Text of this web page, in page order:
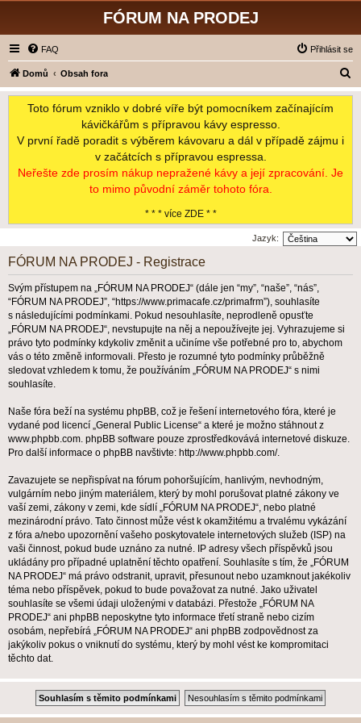
FÓRUM NA PRODEJ
FAQ Přihlásit se
Domů Obsah fora
l
Toto fórum vzniklo v dobré víře být pomocníkem začínajícím
kávičkářům s přípravou kávy espresso.
V první řadě poradit s výběrem kávovaru a dál v případě zájmu i
v začátcích s přípravou espressa.
Neřešte zde prosím nákup nepražené kávy a její zpracování. Je
to mimo původní záměr tohoto fóra.
* * * více ZDE * *
Jazyk:
FÓRUM NA PRODEJ - Registrace
Svým přístupem na „FÓRUM NA PRODEJ“ (dále jen “my”, “naše”, “nás”,
“FÓRUM NA PRODEJ”, “https://www.primacafe.cz/primafrm”), souhlasíte
s následujícími podmínkami. Pokud nesouhlasíte, neprodleně opusťte
„FÓRUM NA PRODEJ“, nevstupujte na něj a nepoužívejte jej. Vyhrazujeme si
právo tyto podmínky kdykoliv změnit a učiníme vše potřebné pro to, abychom
vás o této změně informovali. Přesto je rozumné tyto podmínky průběžně
sledovat vzhledem k tomu, že používáním „FÓRUM NA PRODEJ“ s nimi
souhlasíte.
Naše fóra beží na systému phpBB, což je řešení internetového fóra, které je
vydané pod licencí „General Public License“ a které je možno stáhnout z
www.phpbb.com. phpBB software pouze zprostředkovává internetové diskuze.
Pro další informace o phpBB navštivte: http://www.phpbb.com/.
Zavazujete se nepřispívat na fórum pohoršujícím, hanlivým, nevhodným,
vulgárním nebo jiným materiálem, který by mohl porušovat platné zákony ve
vaší zemi, zákony v zemi, kde sídlí „FÓRUM NA PRODEJ“, nebo platné
mezinárodní právo. Tato činnost může vést k okamžitému a trvalému vykázání
z fóra a/nebo upozornění vašeho poskytovatele internetových služeb (ISP) na
vaši činnost, pokud bude uznáno za nutné. IP adresy všech příspěvků jsou
ukládány pro případné uplatnění těchto opatření. Souhlasíte s tím, že „FÓRUM
NA PRODEJ“ má právo odstranit, upravit, přesunout nebo uzamknout jakékoliv
téma nebo příspěvek, pokud to bude považovat za nutné. Jako uživatel
souhlasíte se všemi údaji uloženými v databázi. Přestože „FÓRUM NA
PRODEJ“ ani phpBB neposkytne tyto informace třetí straně nebo cizím
osobám, nepřebírá „FÓRUM NA PRODEJ“ ani phpBB zodpovědnost za
jakýkoliv pokus o vniknutí do systému, který by mohl vést ke kompromitaci
těchto dat.